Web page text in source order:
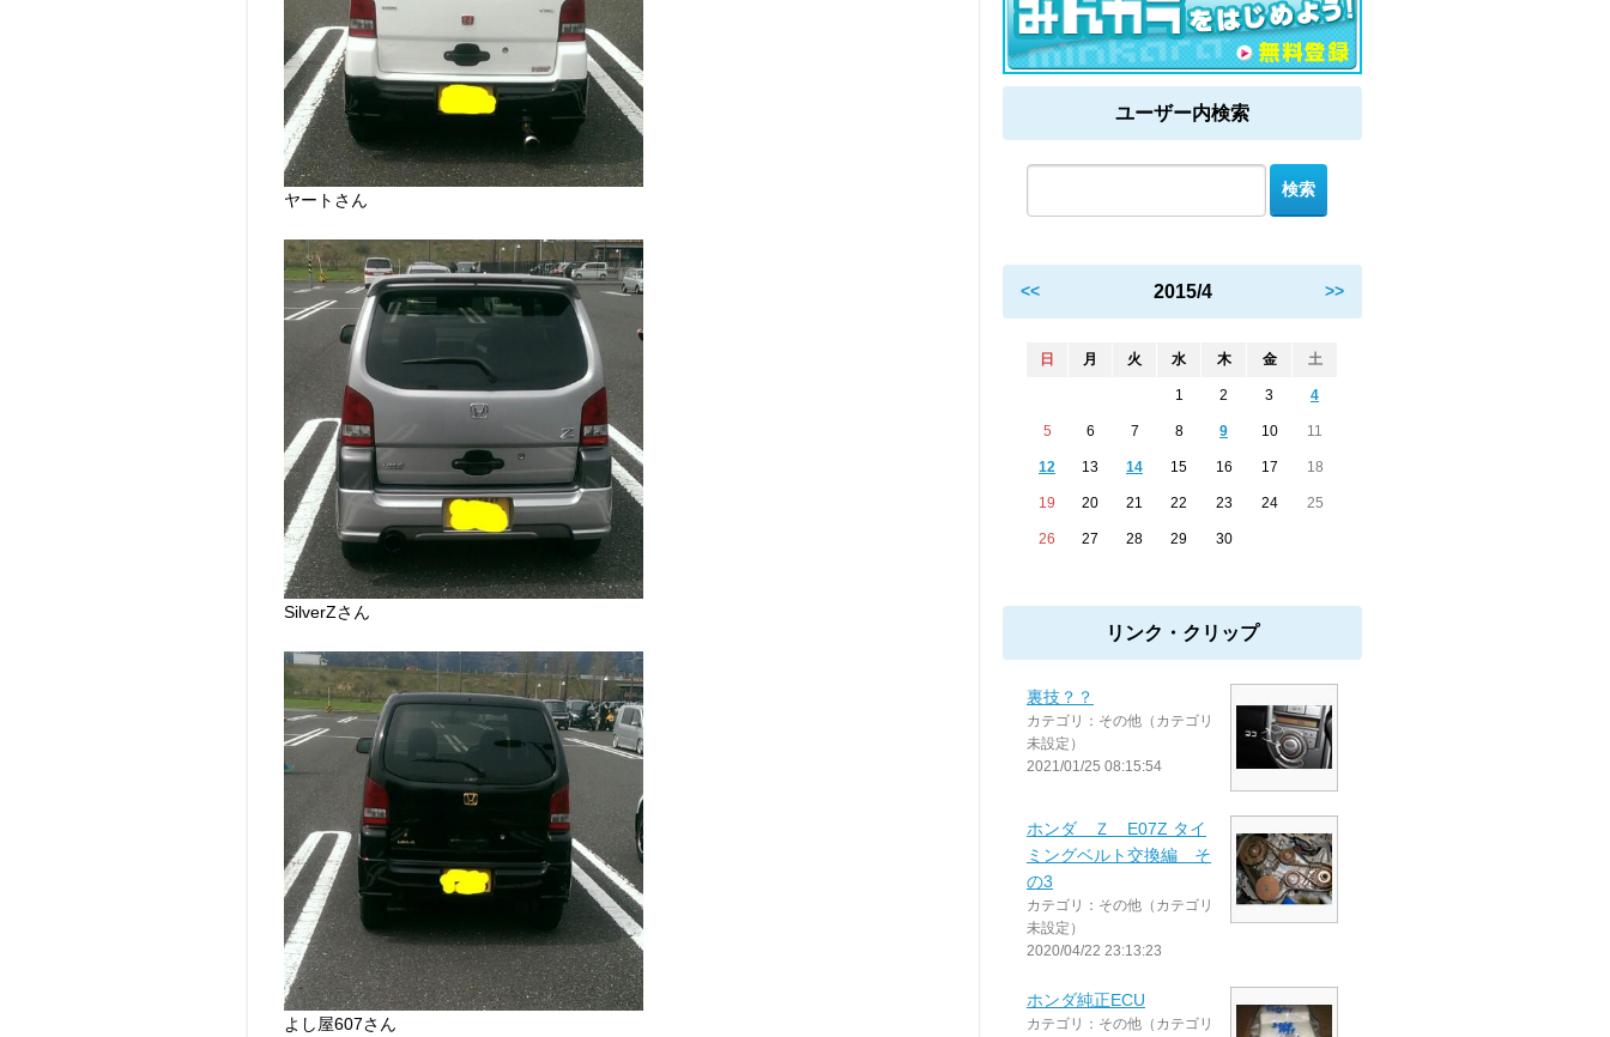
ヤートさん
SilverZさん
よし屋607さん
ユーザー内検索
<< 2015/4 >>
日 月 火 水 木 金 土
1 2 3 4
5 6 7 8 9 10 11
12 13 14 15 16 17 18
19 20 21 22 23 24 25
26 27 28 29 30
リンク・クリップ
裏技？？
カテゴリ：その他（カテゴリ
未設定）
2021/01/25 08:15:54
ホンダ Ｚ E07Z タイ
ミングベルト交換編 そ
の3
カテゴリ：その他（カテゴリ
未設定）
2020/04/22 23:13:23
ホンダ純正ECU
カテゴリ：その他（カテゴリ